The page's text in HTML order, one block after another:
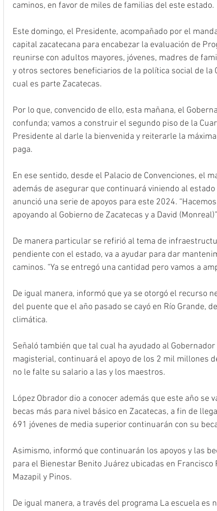
caminos, en favor de miles de familias del este estado.
Este domingo, el Presidente, acompañado por el
capital zacatecana para encabezar la evaluación de
reunirse con adultos mayores, jóvenes, madres de
y otros sectores beneficiarios de la política social de la
cual es parte Zacatecas.
Por lo que, convencido de ello, esta mañana, el
confunda; vamos a construir el segundo piso de la
Presidente al darle la bienvenida y reiterarle la
paga.
En ese sentido, desde el Palacio de Convenciones, el
además de asegurar que continuará viniendo al
anunció una serie de apoyos para este 2024.
apoyando al Gobierno de Zacatecas y a David
De manera particular se refirió al tema de
pendiente con el estado, va a ayudar para dar
caminos. “Ya se entregó una cantidad pero vamos a
De igual manera, informó que ya se otorgó el recurso
del puente que el año pasado se cayó en Río Grande,
climática.
Señaló también que tal cual ha ayudado al
magisterial, continuará el apoyo de los 2 mil millones
no le falte su salario a las y los maestros.
López Obrador dio a conocer además que este año se
becas más para nivel básico en Zacatecas, a fin de
691 jóvenes de media superior continuarán con su
Asimismo, informó que continuarán los apoyos y las
para el Bienestar Benito Juárez ubicadas en
Mazapil y Pinos.
De igual manera, a través del programa La escuela